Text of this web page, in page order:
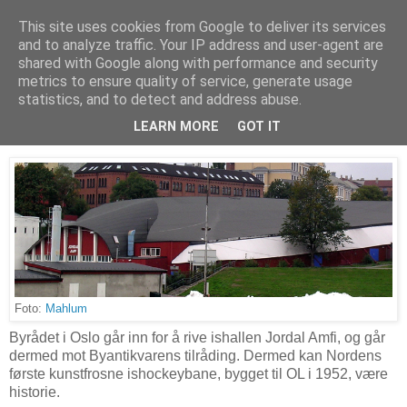
Arkitektur & Miljøteknologi
17 januar 2016
Vil rive Jordal Amfi
Foto: Mahlum
Byrådet i Oslo går inn for å rive ishallen Jordal Amfi, og går
dermed mot Byantikvarens tilråding. Dermed kan Nordens
første kunstfrosne ishockeybane, bygget til OL i 1952, være
historie.
This site uses cookies from Google to deliver its services
and to analyze traffic. Your IP address and user-agent are
shared with Google along with performance and security
metrics to ensure quality of service, generate usage
statistics, and to detect and address abuse.
LEARN MORE GOT IT